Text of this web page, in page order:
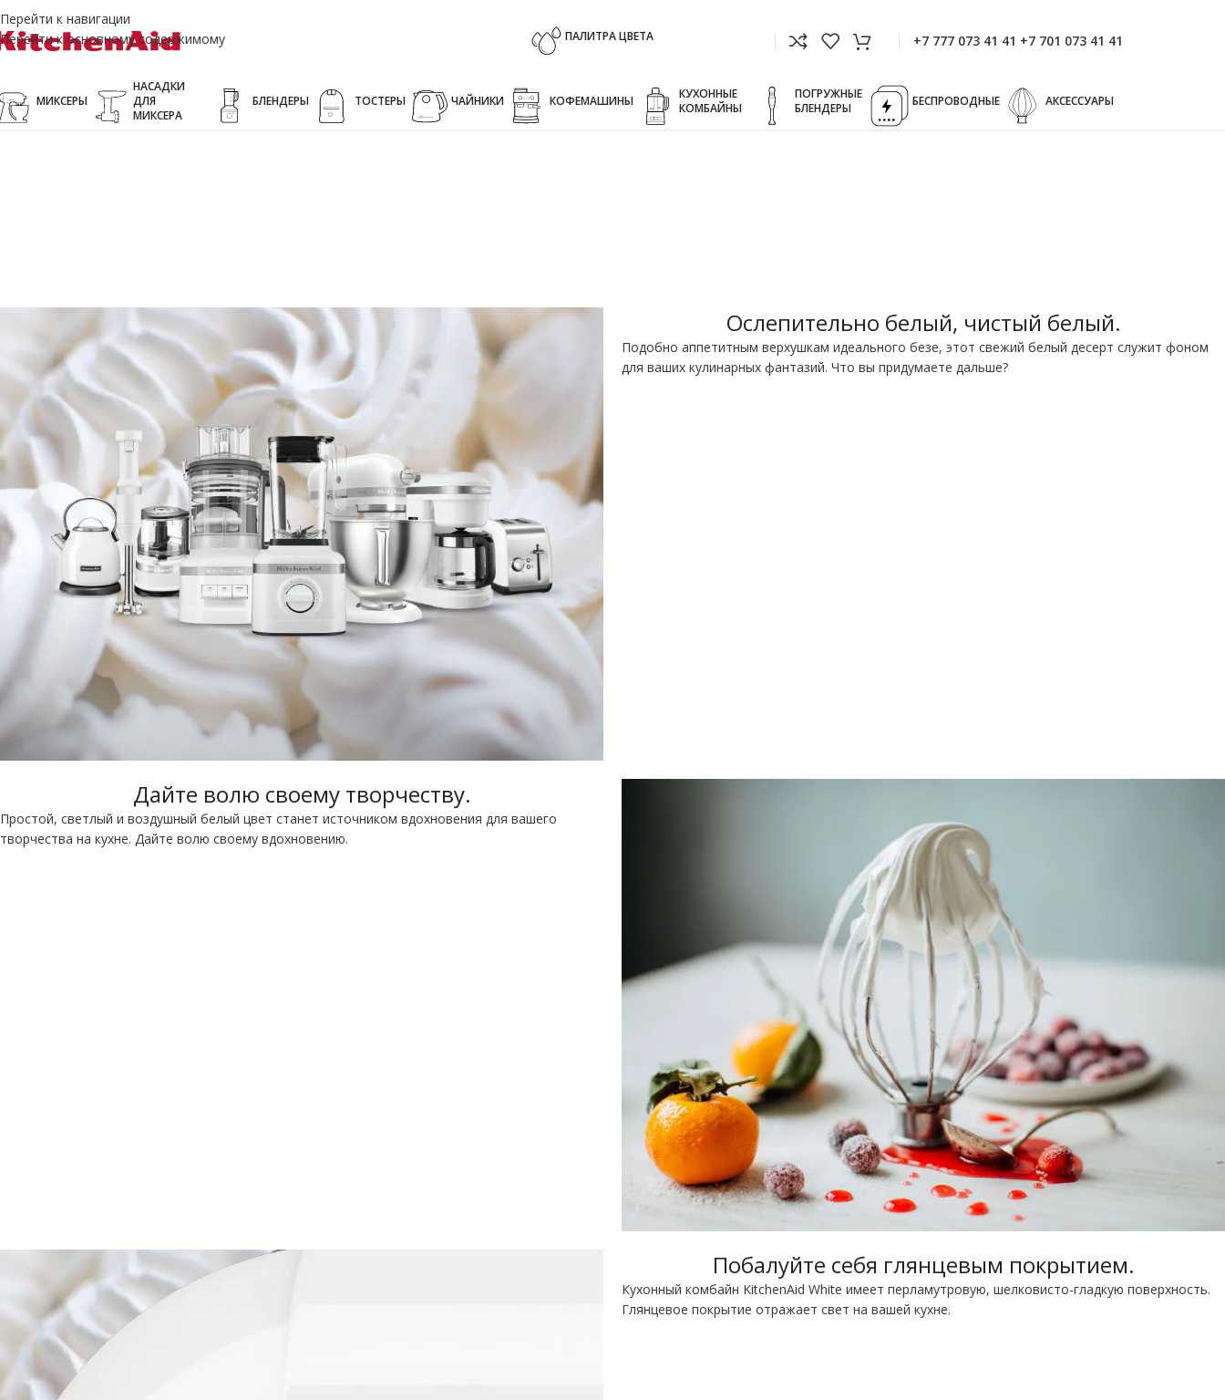
Перейти к навигации
Перейти к основному содержимому
ПАЛИТРА ЦВЕТА +7 777 073 41 41 +7 701 073 41 41
МИКСЕРЫ
НАСАДКИ
ДЛЯ
МИКСЕРА
БЛЕНДЕРЫ ТОСТЕРЫ ЧАЙНИКИ КОФЕМАШИНЫ
КУХОННЫЕ
КОМБАЙНЫ
ПОГРУЖНЫЕ
БЛЕНДЕРЫ
БЕСПРОВОДНЫЕ АКСЕССУАРЫ
Ослепительно белый, чистый белый.
Подобно аппетитным верхушкам идеального безе, этот свежий белый десерт служит фоном
для ваших кулинарных фантазий. Что вы придумаете дальше?
Дайте волю своему творчеству.
Простой, светлый и воздушный белый цвет станет источником вдохновения для вашего
творчества на кухне. Дайте волю своему вдохновению.
Побалуйте себя глянцевым покрытием.
Кухонный комбайн KitchenAid White имеет перламутровую, шелковисто-гладкую поверхность.
Глянцевое покрытие отражает свет на вашей кухне.